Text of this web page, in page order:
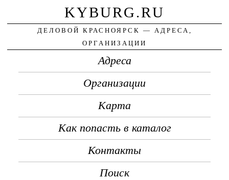
KYBURG.RU
ДЕЛОВОЙ КРАСНОЯРСК — АДРЕСА,
ОРГАНИЗАЦИИ
Адреса
Организации
Карта
Как попасть в каталог
Контакты
Поиск